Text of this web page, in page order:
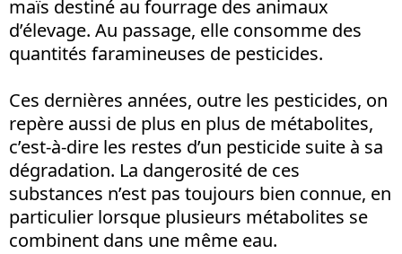
maïs destiné au fourrage des animaux
d’élevage. Au passage, elle consomme des
quantités faramineuses de pesticides.
Ces dernières années, outre les pesticides, on
repère aussi de plus en plus de métabolites,
c’est-à-dire les restes d’un pesticide suite à sa
dégradation. La dangerosité de ces
substances n’est pas toujours bien connue, en
particulier lorsque plusieurs métabolites se
combinent dans une même eau.